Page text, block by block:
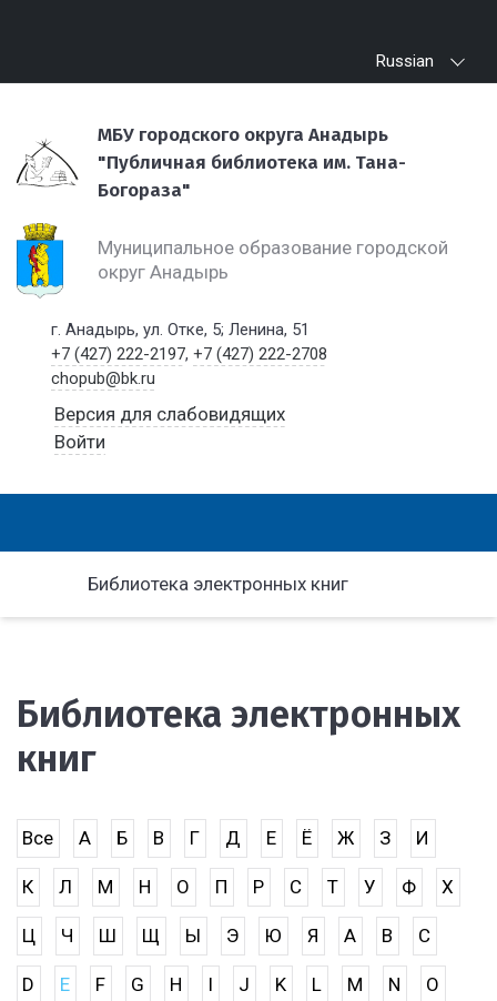
Russian
МБУ городского округа Анадырь
"Публичная библиотека им. Тана-
Богораза"
Муниципальное образование городской
округ Анадырь
г. Анадырь, ул. Отке, 5; Ленина, 51
+7 (427) 222-2197,+7 (427) 222-2708
chopub@bk.ru
Версия для слабовидящих
Войти
Библиотека электронных книг
Библиотека электронных
книг
Все А Б В Г Д Е Ё Ж З И
К Л М Н О П Р С Т У Ф Х
Ц Ч Ш Щ Ы Э Ю Я A B C
D E F G H I J K L M N O